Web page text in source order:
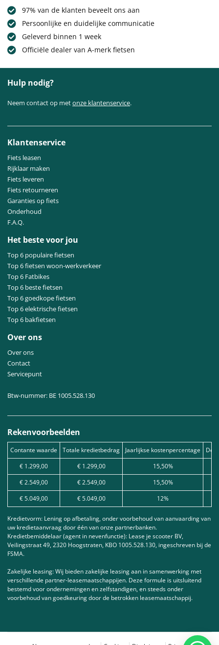
97% van de klanten beveelt ons aan
Persoonlijke en duidelijke communicatie
Geleverd binnen 1 week
Officiële dealer van A-merk fietsen
Hulp nodig?
Neem contact op metonze klantenservice.
Klantenservice
Fiets leasen
Rijklaar maken
Fiets leveren
Fiets retourneren
Garanties op fiets
Onderhoud
F.A.Q.
Het beste voor jou
Top 6 populaire fietsen
Top 6 fietsen woon-werkverkeer
Top 6 Fatbikes
Top 6 beste fietsen
Top 6 goedkope fietsen
Top 6 elektrische fietsen
Top 6 bakfietsen
Over ons
Over ons
Contact
Servicepunt
Btw-nummer: BE 1005.528.130
Rekenvoorbeelden
Contante waarde Totale kredietbedrag Jaarlijkse kostenpercentage
€ 1.299,00
€ 1.299,00
15,50%
€ 2.549,00
€ 2.549,00
15,50%
€ 5.049,00
€ 5.049,00 12%
Kredietvorm: Lening op afbetaling, onder voorbehoud van aanvaarding van
uw kredietaanvraag door één van onze partnerbanken.
Kredietbemiddelaar (agent in nevenfunctie): Lease je scooter BV,
Veilingstraat 49, 2320 Hoogstraten, KBO 1005.528.130, ingeschreven bij de
FSMA.
Zakelijke leasing: Wij bieden zakelijke leasing aan in samenwerking met
verschillende partner-leasemaatschappijen. Deze formule is uitsluitend
bestemd voor ondernemingen en zelfstandigen, en steeds onder
voorbehoud van goedkeuring door de betrokken leasemaatschappij.